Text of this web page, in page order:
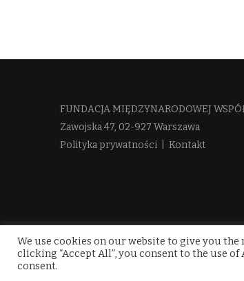
FUNDACJA MIĘDZYNARODOWEJ
Zawojska 47, 02-927 Warszawa
Polityka prywatności
Kontakt
We use cookies on our website to give you
clicking “Accept All”, you consent to the use
consent.